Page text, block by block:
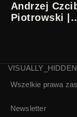
Andrzej
Piotrowski |
Andrzej
Zapiski ze
Wszelkie prawa
Newsletter